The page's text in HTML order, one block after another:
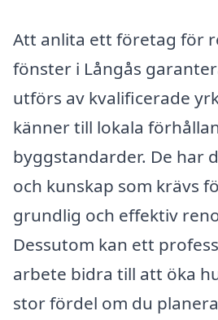
Att anlita ett företag för
fönster i Långås
utförs av kvalificerade
känner till lokala
byggstandarder. De har
och kunskap som krävs
grundlig och effektiv
Dessutom kan ett
arbete bidra till att öka
stor fördel om du